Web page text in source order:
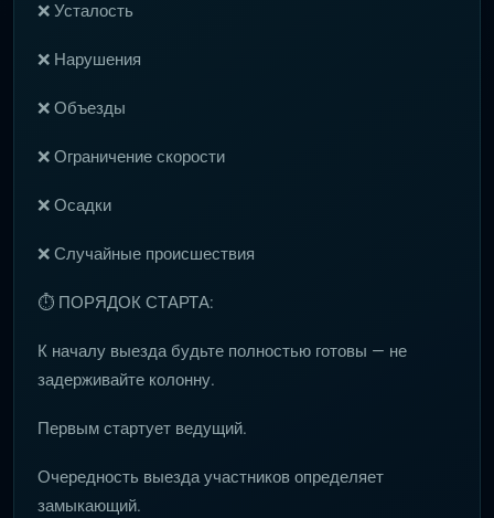
❌ Усталость
❌ Нарушения
❌ Объезды
❌ Ограничение скорости
❌ Осадки
❌ Случайные происшествия
⏱ ПОРЯДОК СТАРТА:
К началу выезда будьте полностью готовы — не
задерживайте колонну.
Первым стартует ведущий.
Очередность выезда участников определяет
замыкающий.